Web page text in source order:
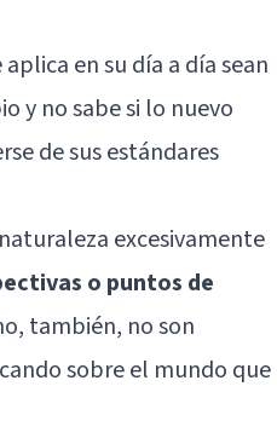
en su día a día sean
y no sabe si lo nuevo
de sus estándares
excesivamente
o puntos de
también, no son
sobre el mundo que